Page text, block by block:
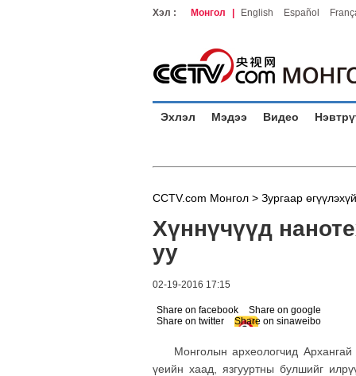
Хэл : Монгол English Español
Эхлэл Мэдээ Видео
CCTV.com Монгол > Зургаар өгүүлэхүй
Хүннүчүүд
уу
02-19-2016 17:15
Share on facebook
Share on google
Share on twitter
Share on sinaweibo
Монголын археологчид Архангай
үеийн хаад, язгууртны булшийг